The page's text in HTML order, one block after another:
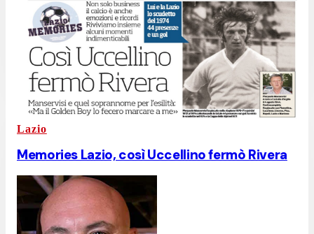
Lazio
Memories Lazio, così Uccellino fermò Rivera